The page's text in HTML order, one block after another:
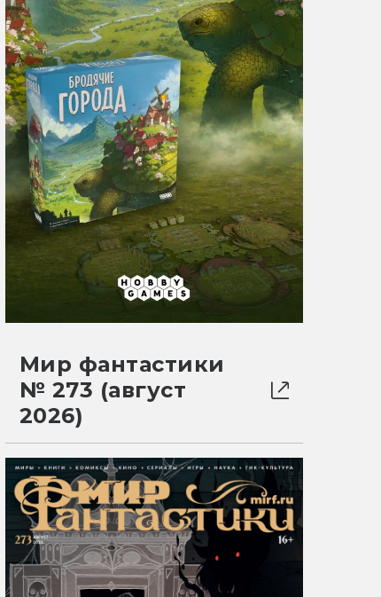
Мир фантастики
№ 273 (август
2026)